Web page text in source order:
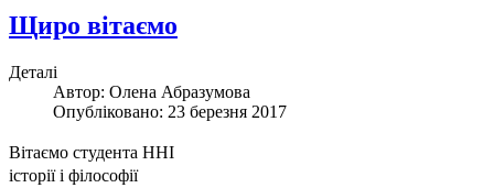
Щиро вітаємо
Деталі
Автор: Олена Абразумова
Опубліковано: 23 березня 2017
Вітаємо студента ННІ
історії і філософії